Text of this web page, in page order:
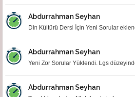
Abdurrahman Seyhan
Din Kültürü Dersi İçin Yeni Sorular
Abdurrahman Seyhan
Yeni Zor Sorular Yüklendi. Lgs
Abdurrahman Seyhan